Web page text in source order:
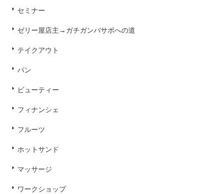
セミナー
ゼリー屋店主→ガチガンバサポへの道
テイクアウト
パン
ビューティー
フィナンシェ
フルーツ
ホットサンド
マッサージ
ワークショップ